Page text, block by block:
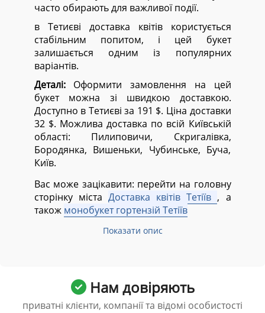
часто обирають для важливої події.
в Тетиєві доставка квітів користується
стабільним попитом, і цей букет
залишається одним із популярних
варіантів.
Деталі:Оформити замовлення на цей
букет можна зі швидкою доставкою.
Доступно в Тетиєві за 191 $. Ціна доставки
32 $. Можлива доставка по всій Київській
області: Пилиповичи, Скригалівка,
Бородянка, Вишеньки, Чубинське, Буча,
Київ.
Вас може зацікавити: перейти на головну
сторінку міста Доставка квітів Тетіїв , а
також монобукет гортензій Тетіїв
Показати опис
Нам довіряють
приватні клієнти, компанії та відомі особистості